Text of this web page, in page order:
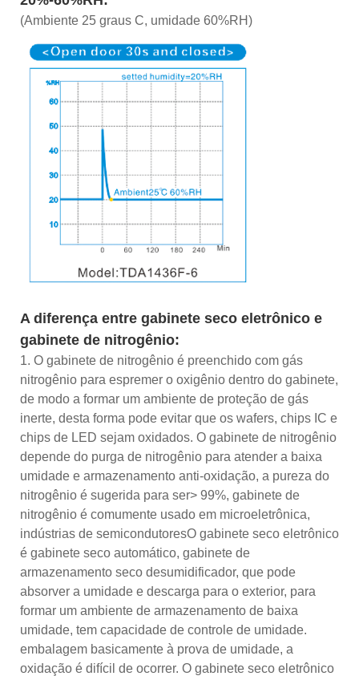
(Ambiente 25 graus C, umidade 60%RH)
A diferença entre gabinete seco eletrônico e
gabinete de nitrogênio:
1. O gabinete de nitrogênio é preenchido com gás
nitrogênio para espremer o oxigênio dentro do gabinete,
de modo a formar um ambiente de proteção de gás
inerte, desta forma pode evitar que os wafers, chips IC e
chips de LED sejam oxidados. O gabinete de nitrogênio
depende do purga de nitrogênio para atender a baixa
umidade e armazenamento anti-oxidação, a pureza do
nitrogênio é sugerida para ser> 99%, gabinete de
nitrogênio é comumente usado em microeletrônica,
indústrias de semicondutoresO gabinete seco eletrônico
é gabinete seco automático, gabinete de
armazenamento seco desumidificador, que pode
absorver a umidade e descarga para o exterior, para
formar um ambiente de armazenamento de baixa
umidade, tem capacidade de controle de umidade.
embalagem basicamente à prova de umidade, a
oxidação é difícil de ocorrer. O gabinete seco eletrônico